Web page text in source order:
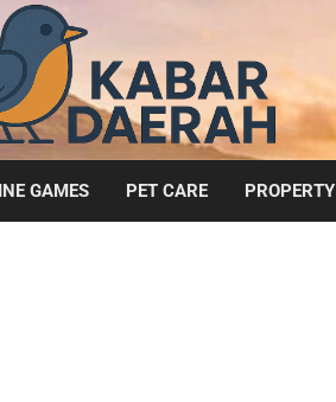
GAMES PET CARE PROPERTY